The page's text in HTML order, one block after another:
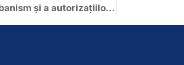
Situația certificatelor de urbanism și a autorizațiilor de construire emise în luna iulie 2024